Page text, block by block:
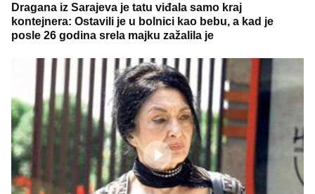
Dragana iz Sarajeva je tatu viđala samo kraj
kontejnera: Ostavili je u bolnici kao bebu, a kad je
posle 26 godina srela majku zažalila je